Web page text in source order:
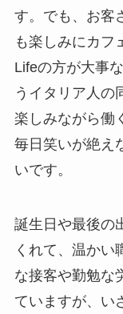
す。でも、お客
も楽しみにカフ
Lifeの方が大事
うイタリア人の
楽しみながら働
毎日笑いが絶え
いです。
誕生日や最後の
くれて、温かい
な接客や勤勉な
ていますが、い